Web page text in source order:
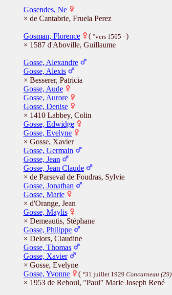
Gosendes, Ne
× de Cantabrie, Fruela Perez
Gosman, Florence ( °vers 1565 - )
× 1587 d'Aboville, Guillaume
Gosse, Alexandre
Gosse, Alexis
× Besserer, Patricia
Gosse, Aude
Gosse, Aurore
Gosse, Denise
× 1410 Labbey, Colin
Gosse, Edwidge
Gosse, Evelyne
× Gosse, Xavier
Gosse, Germain
Gosse, Jean
Gosse, Jean Claude
× de Parseval de Foudras, Sylvie
Gosse, Jonathan
Gosse, Marie
× d'Orange, Jean
Gosse, Maylis
× Demeautis, Stéphane
Gosse, Philippe
× Delors, Claudine
Gosse, Thomas
Gosse, Xavier
× Gosse, Evelyne
Gosse, Yvonne
( °31 juillet 1929 Concarneau (29)
× 1953 de Reboul, "Paul" Marie Joseph René